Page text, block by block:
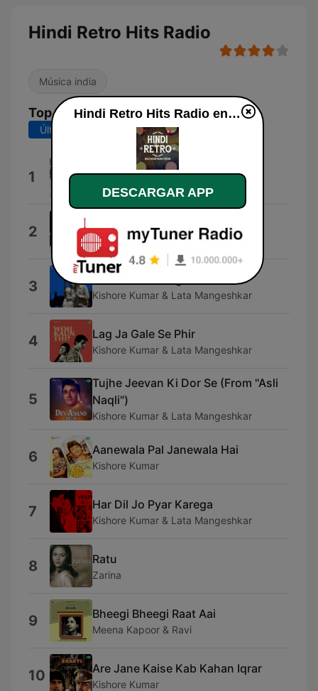
Hindi Retro Hits Radio
Música india
Top Canciones
Últimos 7 días Últimos 30 días
1 Jincheng Zhang
2 Mujhe Teri Mohabbat Ka Sahara
Asha Bhosle & Mohammed Rafi
3 Kishore Kumar & Lata Mangeshkar
4 Lag Ja Gale Se Phir
Kishore Kumar & Lata Mangeshkar
5
Tujhe Jeevan Ki Dor Se (From "Asli
Naqli")
Kishore Kumar & Lata Mangeshkar
6 Aanewala Pal Janewala Hai
Kishore Kumar
7 Har Dil Jo Pyar Karega
Kishore Kumar & Lata Mangeshkar
8 Ratu
Zarina
9 Bheegi Bheegi Raat Aai
Meena Kapoor & Ravi
10 Are Jane Kaise Kab Kahan Iqrar
Kishore Kumar
Hindi Retro Hits Radio en vivo
DESCARGAR APP